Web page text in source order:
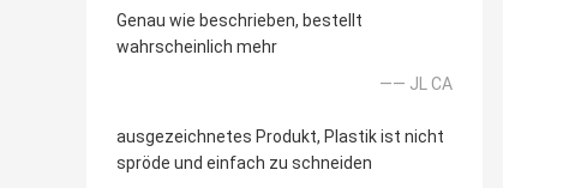
Genau wie beschrieben, bestellt
wahrscheinlich mehr
—— JL CA
ausgezeichnetes Produkt, Plastik ist nicht
spröde und einfach zu schneiden